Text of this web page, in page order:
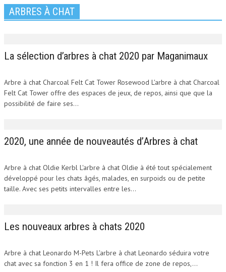
ARBRES À CHAT
La sélection d’arbres à chat 2020 par Maganimaux
Arbre à chat Charcoal Felt Cat Tower Rosewood L'arbre à chat Charcoal
Felt Cat Tower offre des espaces de jeux, de repos, ainsi que que la
possibilité de faire ses...
2020, une année de nouveautés d’Arbres à chat
Arbre à chat Oldie Kerbl L'arbre à chat Oldie à été tout spécialement
développé pour les chats âgés, malades, en surpoids ou de petite
taille. Avec ses petits intervalles entre les...
Les nouveaux arbres à chats 2020
Arbre à chat Leonardo M-Pets L'arbre à chat Leonardo séduira votre
chat avec sa fonction 3 en 1 ! Il fera office de zone de repos,...